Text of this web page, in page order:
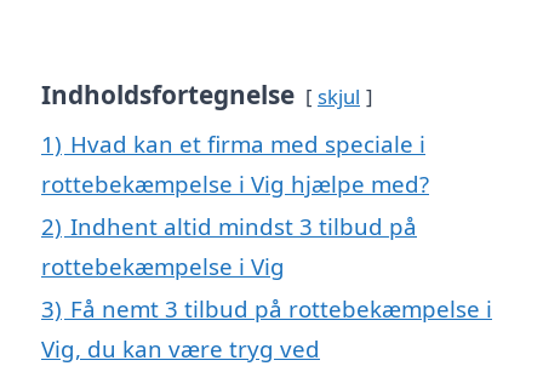
Indholdsfortegnelse skjul
1) Hvad kan et firma med speciale i
rottebekæmpelse i Vig hjælpe med?
2) Indhent altid mindst 3 tilbud på
rottebekæmpelse i Vig
3) Få nemt 3 tilbud på rottebekæmpelse i
Vig, du kan være tryg ved